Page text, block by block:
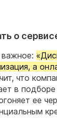
о
а
что
в
ее